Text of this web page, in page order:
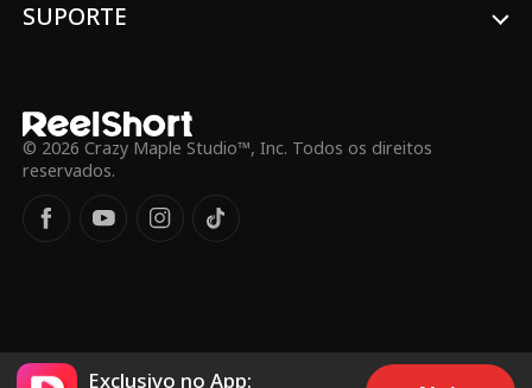
SUPORTE
© 2026 Crazy Maple Studio™, Inc. Todos os direitos
reservados.
Exclusivo no App: